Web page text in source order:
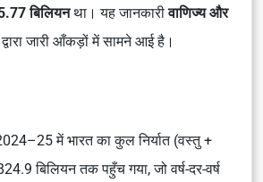
बिलियनथा। यह जानकारीवाणिज्य और
जारी आँकड़ों में सामने आई है।
2024–25 में भारत का कुल निर्यात (वस्तु +
बिलियन तक पहुँच गया, जो वर्ष-दर-वर्ष